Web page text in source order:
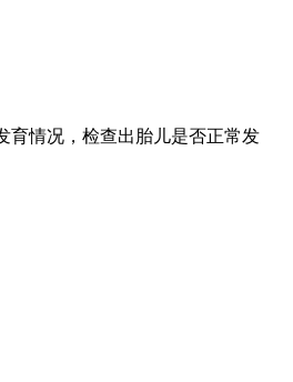
育情况，检查出胎儿是否正常发